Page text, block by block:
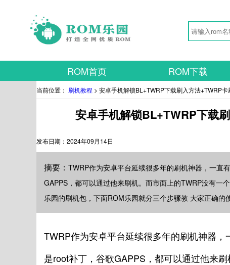
ROM首页 ROM下载
当前位置： 刷机教程 > 安卓手机解锁BL+TWRP下载刷入方法+TWRP
安卓手机解锁BL+TWRP下载
发布日期： 2024年09月14日
摘要： TWRP作为安卓平台延续很多年的刷机神器，一直
GAPPS，都可以通过他来刷机。而市面上的TWRP没有一
乐园的刷机包，下面ROM乐园就分三个步骤教 大家正确的
TWRP作为安卓平台延续很多年的刷机神器
是root补丁，谷歌GAPPS，都可以通过他来